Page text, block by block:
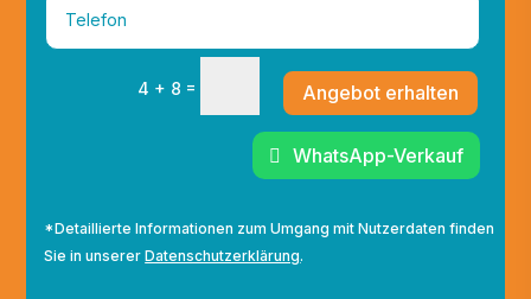
4 + 8 = Angebot erhalten
WhatsApp-Verkauf
*Detaillierte Informationen zum Umgang mit Nutzerdaten finden
Sie in unsererDatenschutzerklärung.